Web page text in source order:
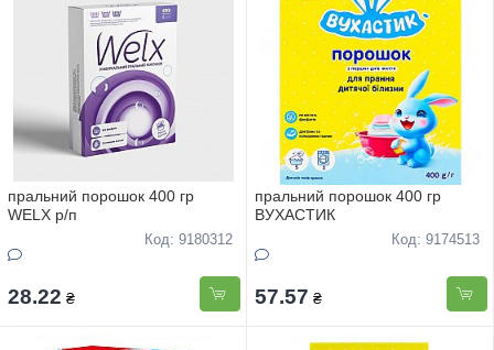
пральний порошок 400 гр
WELX р/п
Код: 9180312
28.22 ₴
пральний порошок 400 гр
ВУХАСТИК
Код: 9174513
57.57 ₴